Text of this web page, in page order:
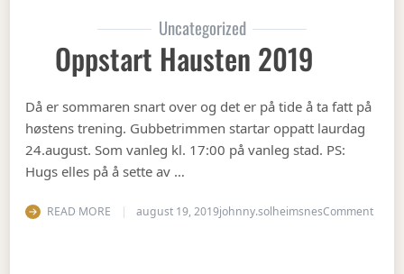
Uncategorized
Oppstart Hausten 2019
Då er sommaren snart over og det er på tide å ta fatt på
høstens trening. Gubbetrimmen startar oppatt laurdag
24.august. Som vanleg kl. 17:00 på vanleg stad. PS:
Hugs elles på å sette av …
READ MORE august 19, 2019johnny.solheimsnesCommenton